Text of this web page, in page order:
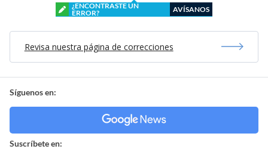
¿ENCONTRASTE UN
ERROR?
AVÍSANOS
Revisa nuestra página de correcciones
Síguenos en:
Suscríbete en: